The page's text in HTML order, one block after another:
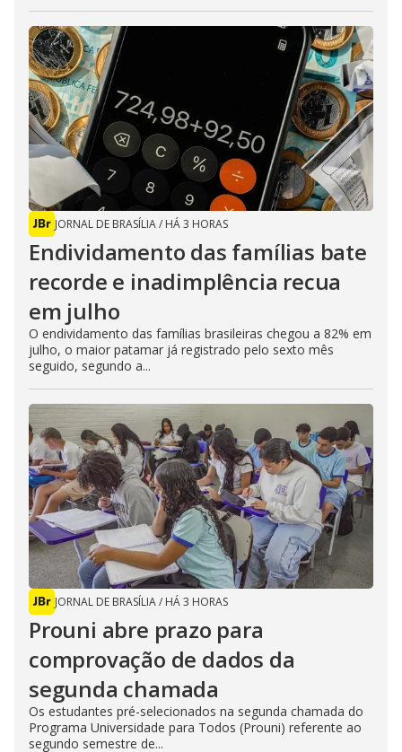
JORNAL DE BRASÍLIA/ HÁ 3 HORAS
Endividamento das famílias bate
recorde e inadimplência recua
em julho
O endividamento das famílias brasileiras chegou a 82% em
julho, o maior patamar já registrado pelo sexto mês
seguido, segundo a...
JORNAL DE BRASÍLIA/ HÁ 3 HORAS
Prouni abre prazo para
comprovação de dados da
segunda chamada
Os estudantes pré-selecionados na segunda chamada do
Programa Universidade para Todos (Prouni) referente ao
segundo semestre de...